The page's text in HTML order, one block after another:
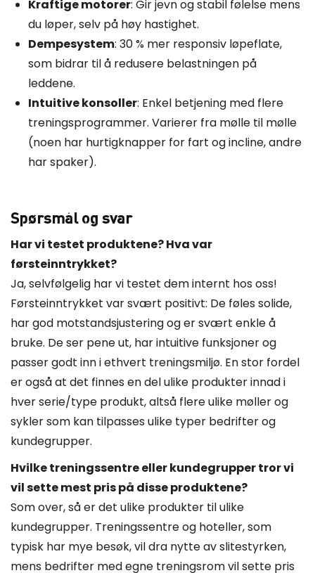
Kraftige motorer: Gir jevn og stabil følelse mens
du løper, selv på høy hastighet.
Dempesystem: 30 % mer responsiv løpeflate,
som bidrar til å redusere belastningen på
leddene.
Intuitive konsoller: Enkel betjening med flere
treningsprogrammer. Varierer fra mølle til mølle
(noen har hurtigknapper for fart og incline, andre
har spaker).
Spørsmål og svar
Har vi testet produktene? Hva var
førsteinntrykket?
Ja, selvfølgelig har vi testet dem internt hos oss!
Førsteinntrykket var svært positivt: De føles solide,
har god motstandsjustering og er svært enkle å
bruke. De ser pene ut, har intuitive funksjoner og
passer godt inn i ethvert treningsmiljø. En stor fordel
er også at det finnes en del ulike produkter innad i
hver serie/type produkt, altså flere ulike møller og
sykler som kan tilpasses ulike typer bedrifter og
kundegrupper.
Hvilke treningssentre eller kundegrupper tror vi
vil sette mest pris på disse produktene?
Som over, så er det ulike produkter til ulike
kundegrupper. Treningssentre og hoteller, som
typisk har mye besøk, vil dra nytte av slitestyrken,
mens bedrifter med egne treningsrom vil sette pris